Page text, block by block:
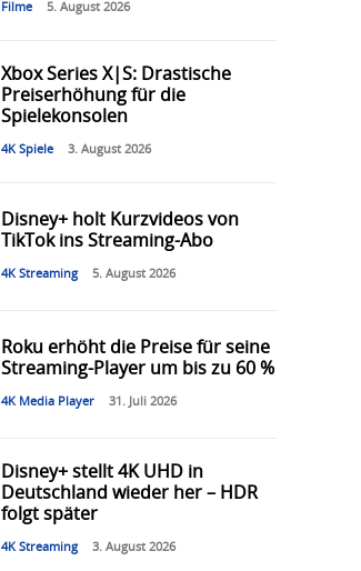
Filme 5. August 2026
Xbox Series X|S: Drastische
Preiserhöhung für die
Spielekonsolen
4K Spiele 3. August 2026
Disney+ holt Kurzvideos von
TikTok ins Streaming-Abo
4K Streaming 5. August 2026
Roku erhöht die Preise für seine
Streaming-Player um bis zu 60 %
4K Media Player 31. Juli 2026
Disney+ stellt 4K UHD in
Deutschland wieder her – HDR
folgt später
4K Streaming 3. August 2026